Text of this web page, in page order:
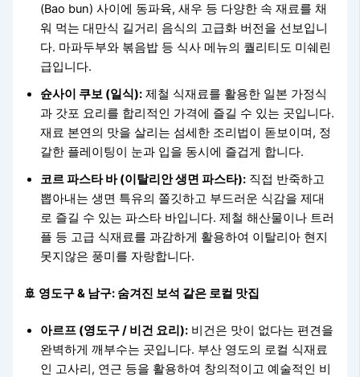
(Bao bun) 사이에 동파육, 새우 등 다양한 속 재료를 채
워 먹는 대만식 길거리 음식의 고급화 버전을 선보입니
다. 마파두부와 볶음밥 등 식사 메뉴의 퀄리티도 미쉐린
급입니다.
슌사이 쿠보 (일식): 제철 식재료를 활용한 일본 가정식
과 갓포 요리를 합리적인 가격에 즐길 수 있는 곳입니다.
재료 본연의 맛을 살리는 섬세한 조리법이 돋보이며, 정
갈한 플레이팅이 눈과 입을 동시에 즐겁게 합니다.
코르 파스타 바 (이탈리안 생면 파스타): 직접 반죽하고
뽑아내는 생면 특유의 쫄깃하고 부드러운 식감을 제대
로 즐길 수 있는 파스타 바입니다. 제철 해산물이나 트러
플 등 고급 식재료를 과감하게 활용하여 이탈리아 현지
못지않은 풍미를 자랑합니다.
🚢 영도구 & 남구: 숨겨진 보석 같은 로컬 맛집
아르프 (영도구 / 비건 요리): 비건은 맛이 없다는 편견을
완벽하게 깨부수는 곳입니다. 부산 영도의 로컬 식재료
인 고사리, 연근 등을 활용하여 창의적이고 예술적인 비